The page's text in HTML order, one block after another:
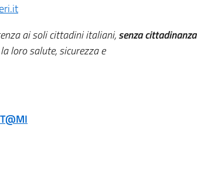
ai soli cittadini italiani,senza cittadinanza
loro salute, sicurezza e